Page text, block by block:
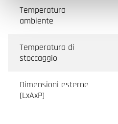
Temperatura
ambiente
Temperatura di
stoccaggio
Dimensioni esterne
(LxAxP)